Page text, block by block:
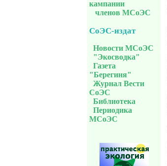
кампании
членов МСоЭС
СоЭС-издат
Новости МСоЭС
"Экосводка"
Газета
"Берегиня"
Журнал Вести
СоЭС
Библиотека
Периодика
МСоЭС